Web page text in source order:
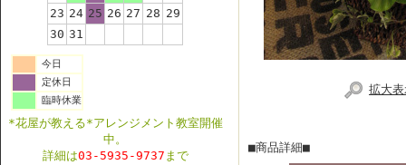
23 24 25 26 27 28 29
30 31
今日
定休日
臨時休業
*花屋が教える*アレンジメント教室開催
中。
詳細は03-5935-9737 まで
拡大
■商品詳細■